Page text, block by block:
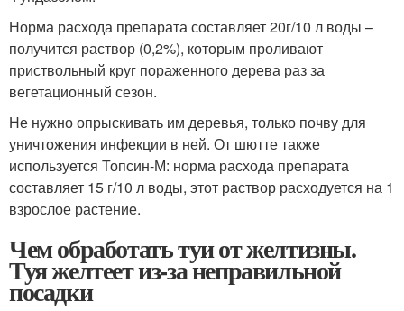
Норма расхода препарата составляет 20г/10 л воды –
получится раствор (0,2%), которым проливают
приствольный круг пораженного дерева раз за
вегетационный сезон.
Не нужно опрыскивать им деревья, только почву для
уничтожения инфекции в ней. От шютте также
используется Топсин-М: норма расхода препарата
составляет 15 г/10 л воды, этот раствор расходуется на 1
взрослое растение.
Чем обработать туи от желтизны.
Туя желтеет из-за неправильной
посадки